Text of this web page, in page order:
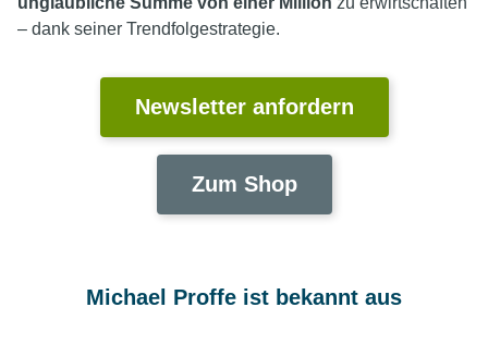
– dank seiner Trendfolgestrategie.
Newsletter anfordern
Zum Shop
Michael Proffe ist bekannt aus